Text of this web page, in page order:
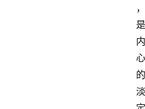
，
是
内
心
的
淡